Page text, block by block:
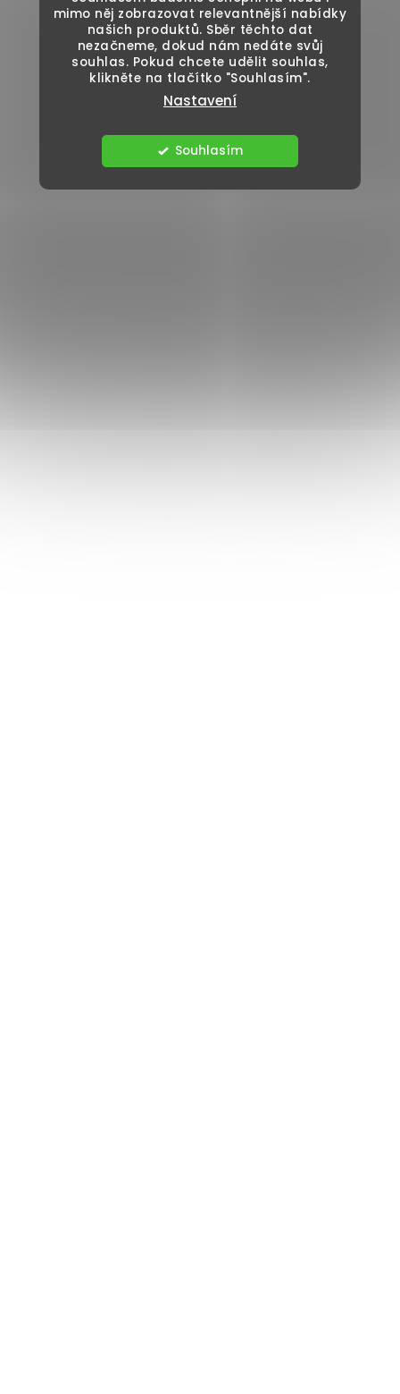
mimo něj zobrazovat relevantnější nabídky
našich produktů. Sběr těchto dat
nezačneme, dokud nám nedáte svůj
souhlas. Pokud chcete udělit souhlas,
klikněte na tlačítko "Souhlasím".
Nastavení
Souhlasím